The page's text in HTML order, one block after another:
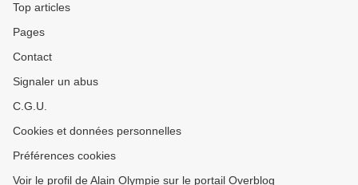
Top articles
Pages
Contact
Signaler un abus
C.G.U.
Cookies et données personnelles
Préférences cookies
Voir le profil de Alain Olympie sur le portail Overblog